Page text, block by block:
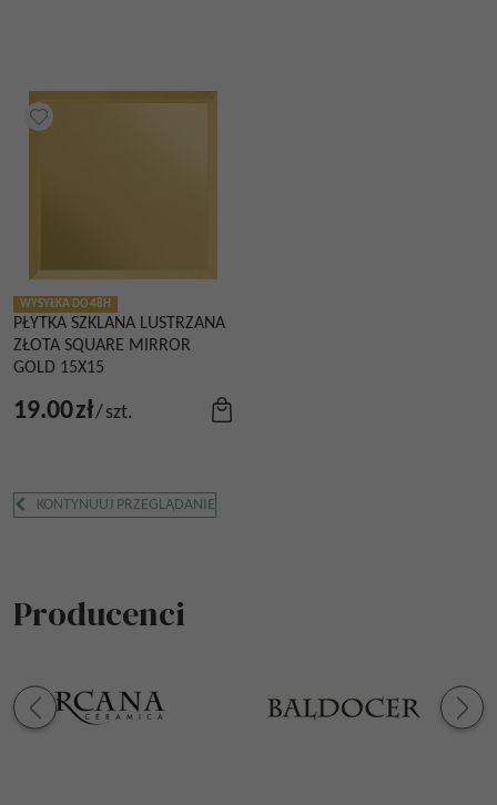
WYSYŁKA DO 48H
PŁYTKA SZKLANA LUSTRZANA
ZŁOTA SQUARE MIRROR
GOLD 15X15
19.00zł/szt.
KONTYNUUJ PRZEGLĄDANIE
Producenci